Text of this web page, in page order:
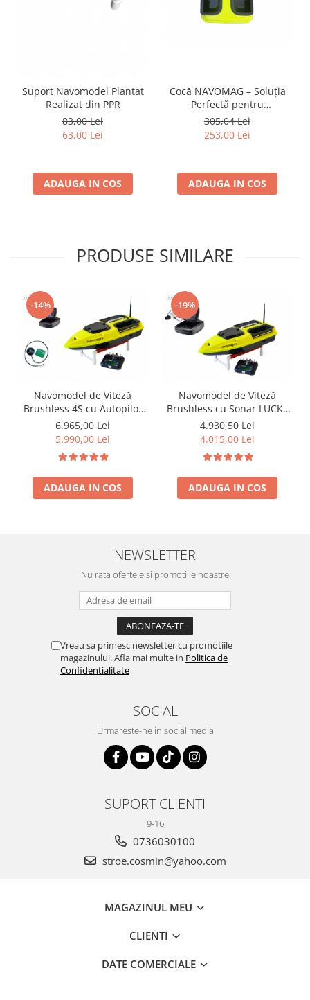
Suport Navomodel Plantat
Realizat din PPR
83,00 Lei
63,00 Lei
ADAUGA IN COS
Cocă NAVOMAG – Soluția
Perfectă pentru
Navomodele de Plantat,
Fără Cuve Montate
305,04 Lei
253,00 Lei
ADAUGA IN COS
PRODUSE SIMILARE
-14%
Navomodel de Viteză
Brushless 4S cu Autopilot
GPS și Sonar Lucky FF918C -
Performanță Premium de la
6.965,00 Lei
5.990,00 Lei
ADAUGA IN COS
-19%
Navomodel de Viteză
Brushless cu Sonar LUCKY
FF918C, Acumulator 4S și
Radiocomandă Flysky
4.930,50 Lei
4.015,00 Lei
ADAUGA IN COS
NEWSLETTER
Nu rata ofertele si promotiile noastre
Vreau sa primesc newsletter cu promotiile
magazinului. Afla mai multe in Politica de
Confidentialitate
SOCIAL
Urmareste-ne in social media
SUPORT CLIENTI
9-16
0736030100
stroe.cosmin@yahoo.com
MAGAZINUL MEU
CLIENTI
DATE COMERCIALE